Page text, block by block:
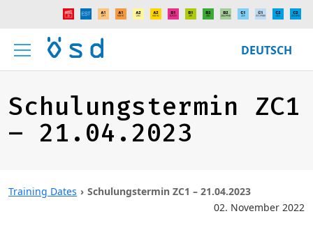
DEUTSCH
Schulungstermin ZC1
– 21.04.2023
Training Dates
Schulungstermin ZC1 – 21.04.2023
02. November 2022